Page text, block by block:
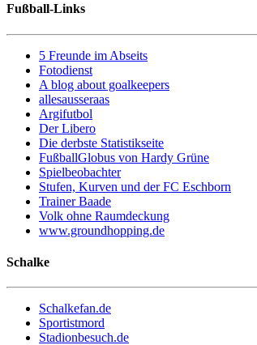
Fußball-Links
5 Freunde im Abseits
Fotodienst
A blog about goalkeepers
allesausseraas
Argifutbol
Der Libero
Die derbste Statistikseite
FußballGlobus von Hardy Grüne
Spielbeobachter
Stufen, Kurven und der FC Eschborn
Trainer Baade
Volk ohne Raumdeckung
www.groundhopping.de
Schalke
Schalkefan.de
Sportistmord
Stadionbesuch.de